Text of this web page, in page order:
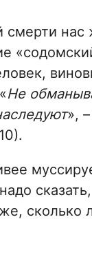
смерти нас
Не
»,
сколько